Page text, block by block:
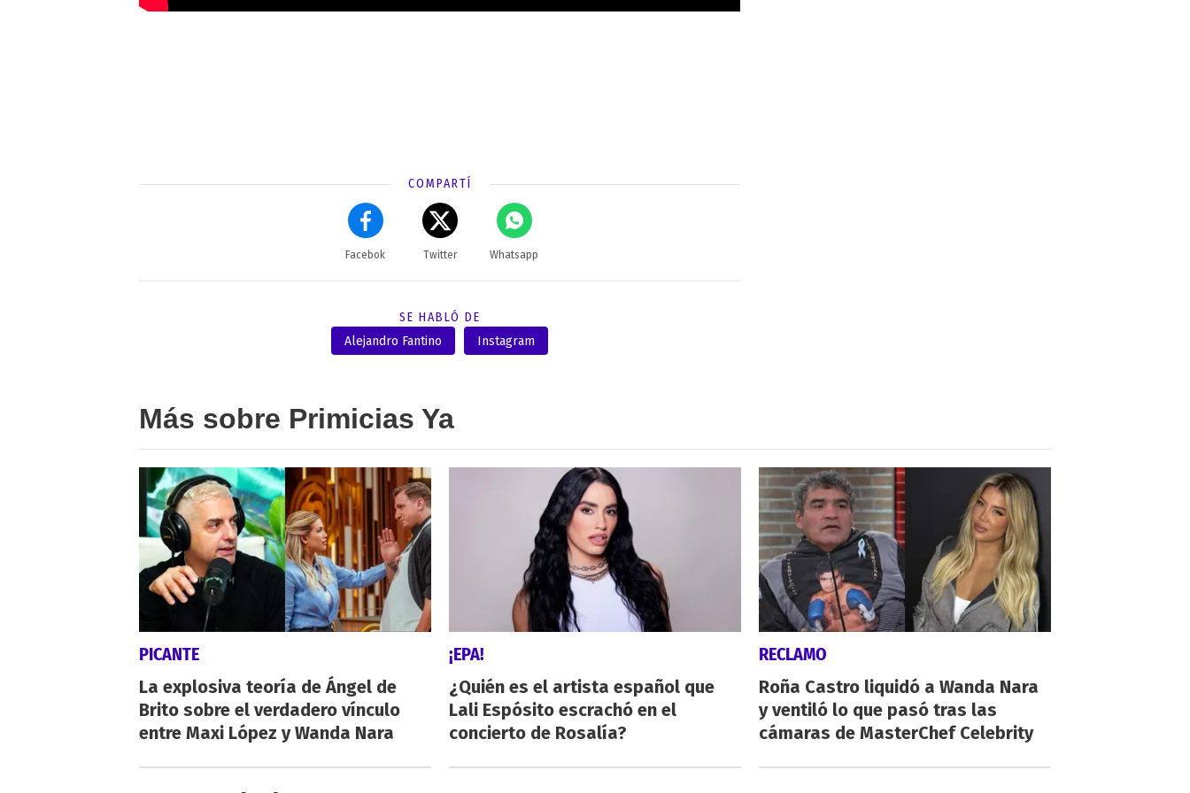
COMPARTÍ
Facebok Twitter Whatsapp
SE HABLÓ DE
Alejandro Fantino
Instagram
Más sobre Primicias Ya
PICANTE
La explosiva teoría de Ángel de
Brito sobre el verdadero vínculo
entre Maxi López y Wanda Nara
¡EPA!
¿Quién es el artista español que
Lali Espósito escrachó en el
concierto de Rosalía?
RECLAMO
Roña Castro liquidó a Wanda Nara
y ventiló lo que pasó tras las
cámaras de MasterChef Celebrity